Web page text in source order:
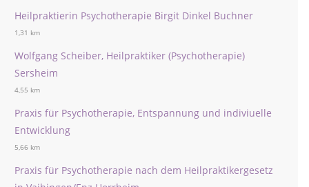
Heilpraktierin Psychotherapie Birgit Dinkel Buchner
1,31 km
Wolfgang Scheiber, Heilpraktiker (Psychotherapie)
Sersheim
4,55 km
Praxis für Psychotherapie, Entspannung und indiviuelle
Entwicklung
5,66 km
Praxis für Psychotherapie nach dem Heilpraktikergesetz